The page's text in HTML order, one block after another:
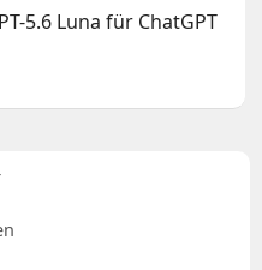
5.6 Luna für ChatGPT